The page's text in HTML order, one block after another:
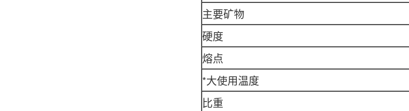
主要矿物
硬度
熔点
*大使用温度
比重